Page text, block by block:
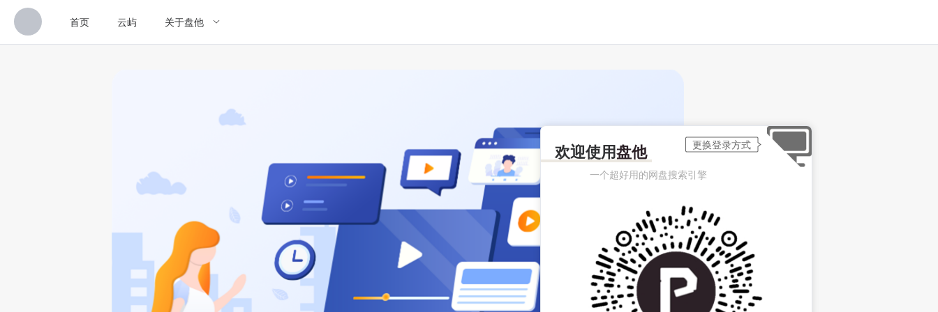
首页 云屿 关于盘他
欢迎使用盘他
一个超好用的网盘搜索引擎